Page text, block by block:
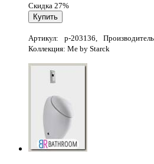
Скидка 27%
Артикул: p-203136,
Коллекция: Me by Starck